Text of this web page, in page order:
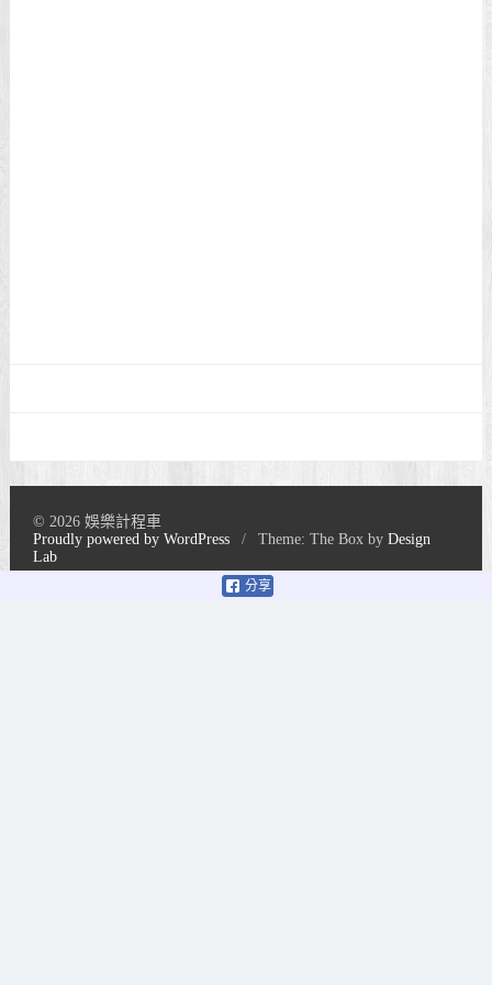
分享
© 2026 娛樂計程車
Proudly powered by WordPress
/ Theme: The Box byDesign
Lab